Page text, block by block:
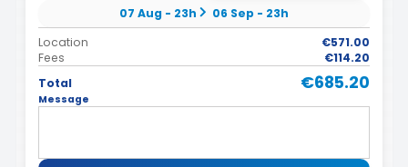
07 Aug - 23h
06 Sep - 23h
Location
€571.00
Fees
€114.20
Total
€685.20
Message